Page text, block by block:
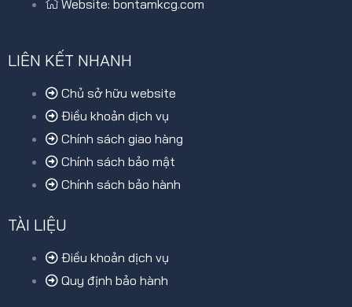
Website: bontamkcg.com
LIÊN KẾT NHANH
Chủ sở hữu website
Điều khoản dịch vụ
Chính sách giao hàng
Chính sách bảo mật
Chính sách bảo hành
TÀI LIỆU
Điều khoản dịch vụ
Quy định bảo hành